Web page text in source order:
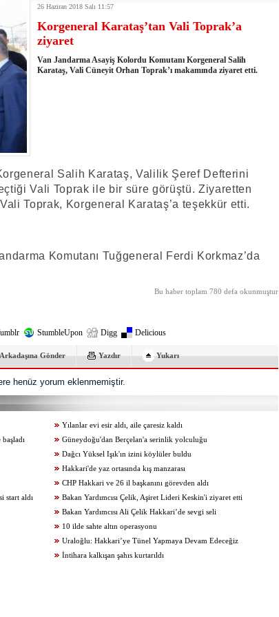
Çifte Gurur
izini köylüler buldu
karşı aşılanıyor
kış manzarası
Vadisi'nde tarihi güreş finali
il başkanını görevden aldı
Vadisi'nde şampiyonluk mücadelesi start aldı
Çelik, Aşiret Lideri Keskin'i ziyaret etti
Esrar ele geçirildi
Ali Çelik Hakkari’de sevgi seli
26 Haziran 2018 Salı 11:57
Korgeneral Karataş’tan Vali Toprak’a
ziyaret
Van Jandarma Asayiş Kolordu Komutanı Korgeneral Salih
Karataş, Vali Cüneyit Orhan Toprak’ı makamında ziyaret etti.
Salih Karataş, Valilik Şeref Defterini
Vali Toprak ile bir süre görüştü. Ziyaretten
Toprak, Korgeneral Karataş’a teşekkür etti.
Komutanı Tuğgeneral Ferdi Korkmaz’da
Bu haber toplam 780 defa okunmuştur
StumbleUpon Digg Delicious
Arkadaşına Gönder Yazdır Yukarı
henüz yorum eklenmemiştir.
Yılanlar evi esir aldı, aile çaresiz kaldı
Güneydoğu'dan Berçelan'a serinlik yolculuğu
Dağcı Yüksel Işık'ın izini köylüler buldu
Hakkari'de yaz ortasında kış manzarası
CHP Hakkari ve 26 il başkanını görevden aldı
start aldı
Bakan Yardımcısı Çelik, Aşiret Lideri Keskin'i ziyaret etti
Bakan Yardımcısı Ali Çelik Hakkari’de sevgi seli
10 ilde sahte altın operasyonu
Uraloğlu: Hakkari’ye Tünel Yapmaya Devam Edeceğiz
İntihara kalkışan şahıs kurtarıldı